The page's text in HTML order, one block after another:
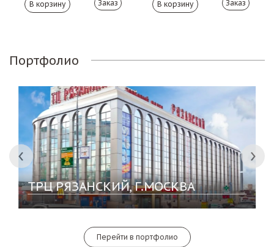
Заказ Заказ
Портфолио
ТРЦ РЯЗАНСКИЙ, Г.МОСКВА
Перейти в портфолио